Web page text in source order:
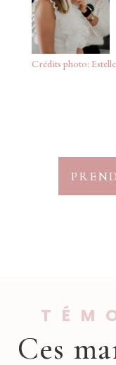
Crédits photo:
Ces